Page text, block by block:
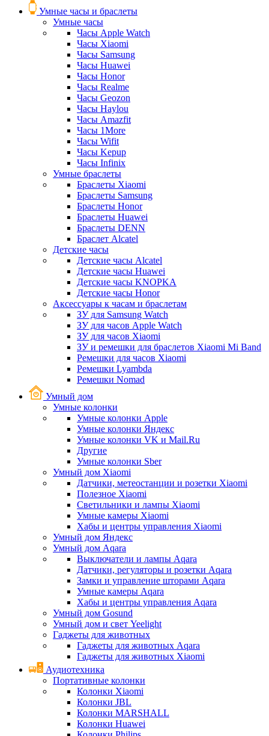
Умные часы и браслеты
Умные часы
Часы Apple Watch
Часы Xiaomi
Часы Samsung
Часы Huawei
Часы Honor
Часы Realme
Часы Geozon
Часы Haylou
Часы Amazfit
Часы 1More
Часы Wifit
Часы Kepup
Часы Infinix
Умные браслеты
Браслеты Xiaomi
Браслеты Samsung
Браслеты Honor
Браслеты Huawei
Браслеты DENN
Браслет Alcatel
Детские часы
Детские часы Alcatel
Детские часы Huawei
Детские часы KNOPKA
Детские часы Honor
Аксессуары к часам и браслетам
ЗУ для Samsung Watch
ЗУ для часов Apple Watch
ЗУ для часов Xiaomi
ЗУ и ремешки для браслетов Xiaomi Mi Band
Ремешки для часов Xiaomi
Ремешки Lyambda
Ремешки Nomad
Умный дом
Умные колонки
Умные колонки Apple
Умные колонки Яндекс
Умные колонки VK и Mail.Ru
Другие
Умные колонки Sber
Умный дом Xiaomi
Датчики, метеостанции и розетки Xiaomi
Полезное Xiaomi
Светильники и лампы Xiaomi
Умные камеры Xiaomi
Хабы и центры управления Xiaomi
Умный дом Яндекс
Умный дом Aqara
Выключатели и лампы Aqara
Датчики, регуляторы и розетки Aqara
Замки и управление шторами Aqara
Умные камеры Aqara
Хабы и центры управления Aqara
Умный дом Gosund
Умный дом и свет Yeelight
Гаджеты для животных
Гаджеты для животных Aqara
Гаджеты для животных Xiaomi
Аудиотехника
Портативные колонки
Колонки Xiaomi
Колонки JBL
Колонки MARSHALL
Колонки Huawei